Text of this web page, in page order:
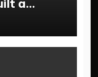
a
of
the
IT